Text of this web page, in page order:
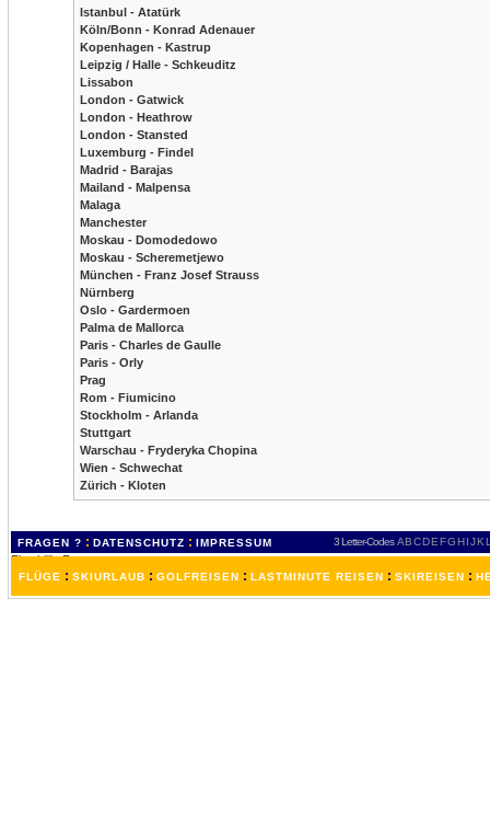
Istanbul - Atatürk
Köln/Bonn - Konrad Adenauer
Kopenhagen - Kastrup
Leipzig / Halle - Schkeuditz
Lissabon
London - Gatwick
London - Heathrow
London - Stansted
Luxemburg - Findel
Madrid - Barajas
Mailand - Malpensa
Malaga
Manchester
Moskau - Domodedowo
Moskau - Scheremetjewo
München - Franz Josef Strauss
Nürnberg
Oslo - Gardermoen
Palma de Mallorca
Paris - Charles de Gaulle
Paris - Orly
Prag
Rom - Fiumicino
Stockholm - Arlanda
Stuttgart
Warschau - Fryderyka Chopina
Wien - Schwechat
Zürich - Kloten
FRAGEN ? : DATENSCHUTZ : IMPRESSUM 3 Letter-Codes ABCDEFGH IJKL
FLÜGE : SKIURLAUB : GOLFREISEN : LASTMINUTE REISEN : SKIREISEN :